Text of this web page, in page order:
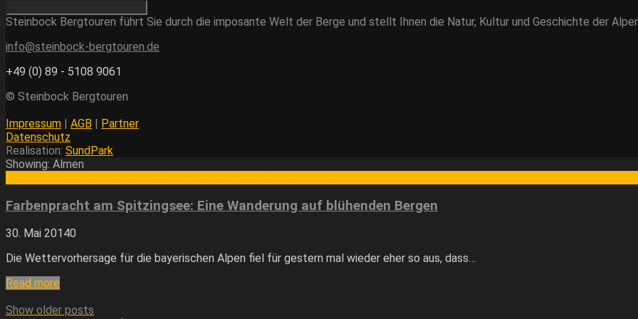
Steinbock Bergtouren führt Sie durch die imposante Welt der Berge und stellt Ihnen die Natur, Kultur und Geschichte der
info@steinbock-bergtouren.de
+49 (0) 89 - 5108 9061
© Steinbock Bergtouren
Impressum | AGB | Partner
Datenschutz
Realisation: SundPark
Showing: Almen
Farbenpracht am Spitzingsee: Eine Wanderung auf blühenden Bergen
30. Mai 20140
Die Wettervorhersage für die bayerischen Alpen fiel für gestern mal wieder eher so aus, dass…
Read more
Show older posts